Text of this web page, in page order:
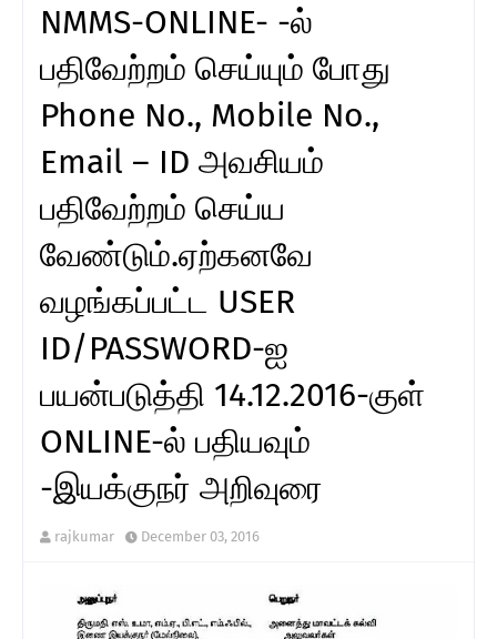
NMMS-ONLINE- -ல்
பதிவேற்றம் செய்யும் போது
Phone No., Mobile No.,
Email – ID அவசியம்
பதிவேற்றம் செய்ய
வேண்டும்.ஏற்கனவே
வழங்கப்பட்ட USER
ID/PASSWORD-ஐ
பயன்படுத்தி 14.12.2016-குள்
ONLINE-ல் பதியவும்
-இயக்குநர் அறிவுரை
rajkumar December 03, 2016